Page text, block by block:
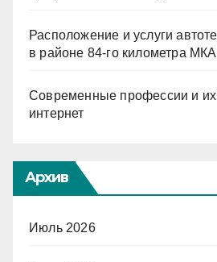
Расположение и услуги
в районе 84-го километра
Современные профессии и их
интернет
Архив
Июль 2026